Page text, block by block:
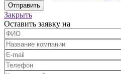
Закрыть
Оставить заявку на